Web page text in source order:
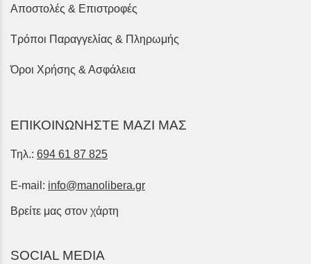
Αποστολές & Επιστροφές
Τρόποι Παραγγελίας & Πληρωμής
Όροι Χρήσης & Ασφάλεια
ΕΠΙΚΟΙΝΩΝΗΣΤΕ ΜΑΖΙ ΜΑΣ
Τηλ.: 694 61 87 825
E-mail: info@manolibera.gr
Βρείτε μας στον χάρτη
SOCIAL MEDIA